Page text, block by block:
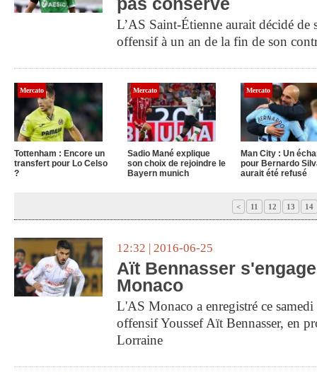
pas conservé
L’AS Saint-Étienne aurait décidé de
offensif à un an de la fin de son
Mercato
Tottenham : Encore un
transfert pour Lo Celso
?
Mercato
Sadio Mané explique
son choix de rejoindre le
Bayern munich
Mercato
Man City : Un
pour Bernardo
aurait été refusé
< 11 12 13 14
12:32 | 2016-06-25
Aït Bennasser
Monaco
L'AS Monaco a enregistré ce
offensif Youssef Aït Bennasser, en
Lorraine